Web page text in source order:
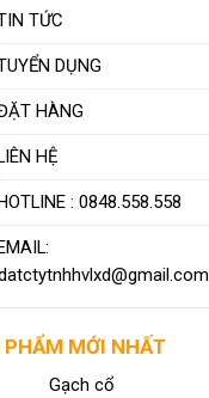
TỨC
DỤNG
HÀNG
HỆ
: 0848.558.558
PHẨM MỚI NHẤT
Gạch cổ